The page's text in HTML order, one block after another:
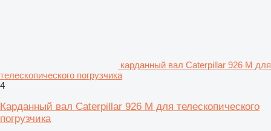
карданный вал Caterpillar 926 M для
телескопического погрузчика
4
Карданный вал Caterpillar 926 M для телескопического
погрузчика